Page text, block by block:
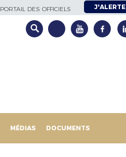
PORTAIL DES OFFICIELS J'ALERTE
MÉDIAS DOCUMENTS